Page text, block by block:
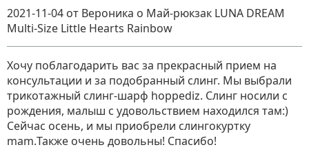
2021-11-04 от Вероника о Май-рюкзак LUNA DREAM
Multi-Size Little Hearts Rainbow
Хочу поблагодарить вас за прекрасный прием на
консультации и за подобранный слинг. Мы выбрали
трикотажный слинг-шарф hoppediz. Слинг носили с
рождения, малыш с удовольствием находился там:)
Сейчас осень, и мы приобрели слингокуртку
mam.Также очень довольны! Спасибо!